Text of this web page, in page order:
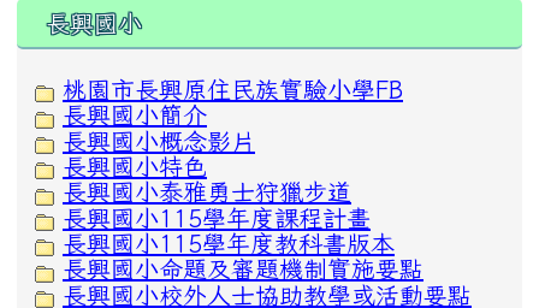
:::
長興國小
桃園市長興原住民族實驗小學FB
長興國小簡介
長興國小概念影片
長興國小特色
長興國小泰雅勇士狩獵步道
長興國小115學年度課程計畫
長興國小115學年度教科書版本
長興國小命題及審題機制實施要點
長興國小校外人士協助教學或活動要點